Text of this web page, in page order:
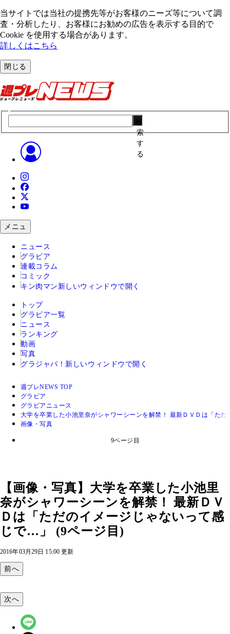
当サイトでは当社の提携先等がお客様のニーズ等について調
査・分析したり、お客様にお勧めの広告を表⽰する⽬的で
Cookie を使⽤する場合があります。
詳しくはこちら
閉じる
索
す
る
メニュ
ニュース
グラビア
連載コラム
コミック
キン肉マン 新しいウィンドウで開く
トップ
グラビア一覧
ニュース
ランキング
動画
写真
グラジャパ！ 新しいウィンドウで開く
週プレNEWS TOP
グラビア
グラビアニュース
大学を卒業した小池里奈がシャワーシーンを解禁！ 最新ＤＶＤは「た
画像・写真
9ページ目
【画像・写真】大学を卒業した小池里
奈がシャワーシーンを解禁！ 最新ＤＶ
Ｄは「ただのイメージじゃないって感
じで…」 (9ページ目)
2016年03月29日 15:00 更新
前へ
次へ